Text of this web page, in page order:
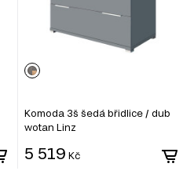
Komoda 3š šedá břidlice / dub
wotan Linz
5 519 Kč